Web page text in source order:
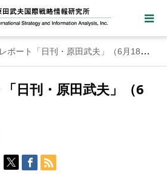
ート「日刊・原田武夫」（6月18日号）
日刊・原田武夫」（6